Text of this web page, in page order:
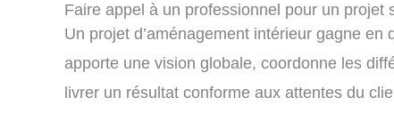
Faire appel à un professionnel pour un projet
Un projet d’aménagement intérieur gagne en
apporte une vision globale, coordonne les
livrer un résultat conforme aux attentes du